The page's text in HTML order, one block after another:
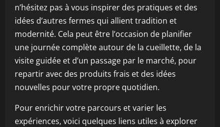
n’hésitez pas à vous inspirer des pratiques et des
idées d’autres fermes qui allient tradition et
modernité. Cela peut être l’occasion de planifier
une journée complète autour de la cueillette, de la
visite guidée et d’un passage par le marché, pour
repartir avec des produits frais et des idées
nouvelles pour votre propre quotidien.
Pour enrichir votre parcours et varier les
expériences, voici quelques liens utiles à explorer